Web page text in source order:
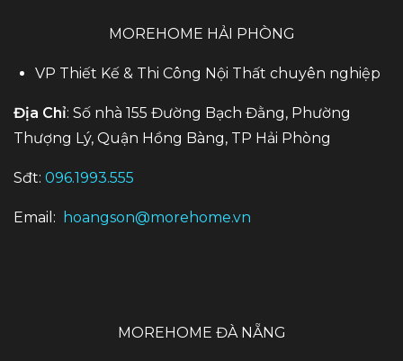
MOREHOME HẢI PHÒNG
VP Thiết Kế & Thi Công Nội Thất chuyên nghiệp
Địa Chỉ: Số nhà 155 Đường Bạch Đằng, Phường
Thượng Lý, Quận Hồng Bàng, TP Hải Phòng
Sđt: 096.1993.555
Email: hoangson@morehome.vn
MOREHOME ĐÀ NẴNG